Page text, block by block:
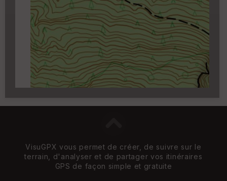
qui apparait au survol du cartouche.
Carroyage UTM
(1km à partir du niveau de
zoom 14)
VisuGPX vous permet de créer, de suivre sur le
terrain, d'analyser et de partager vos itinéraires
GPS de façon simple et gratuite